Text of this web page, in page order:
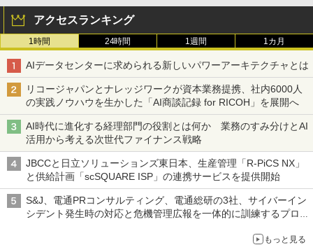
アクセスランキング
1時間 24時間 1週間 1カ月
AIデータセンターに求められる新しいパワーアーキテクチャとは
リコージャパンとナレッジワークが資本業務提携、社内6000人
の実践ノウハウを生かした「AI商談記録 for RICOH」を展開へ
AI時代に進化する経理部門の役割とは何か 業務のすみ分けとAI
活用から考える次世代ファイナンス戦略
JBCCと日立ソリューションズ東日本、生産管理「R-PiCS NX」
と供給計画「scSQUARE ISP」の連携サービスを提供開始
S&J、電通PRコンサルティング、電通総研の3社、サイバーイン
シデント発生時の対応と危機管理広報を一体的に訓練するプログ
もっと見る